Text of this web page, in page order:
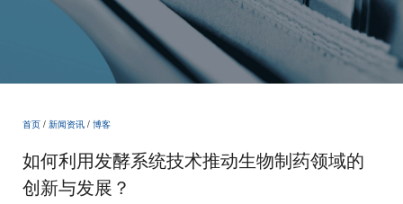
首页/ 新闻资讯/ 博客
如何利用发酵系统技术推动生物制药领域的
创新与发展？